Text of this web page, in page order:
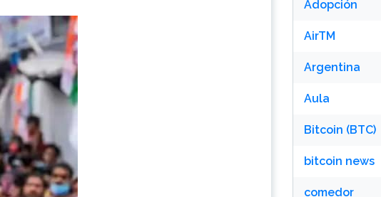
Adopción
AirTM
Argentina
Aula
Bitcoin (BTC)
bitcoin news
comedor